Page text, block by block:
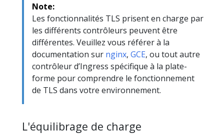
Note:
Les fonctionnalités TLS prisent en charge par
les différents contrôleurs peuvent être
différentes. Veuillez vous référer à la
documentation sur nginx, GCE, ou tout autre
contrôleur d’Ingress spécifique à la plate-
forme pour comprendre le fonctionnement
de TLS dans votre environnement.
L'équilibrage de charge